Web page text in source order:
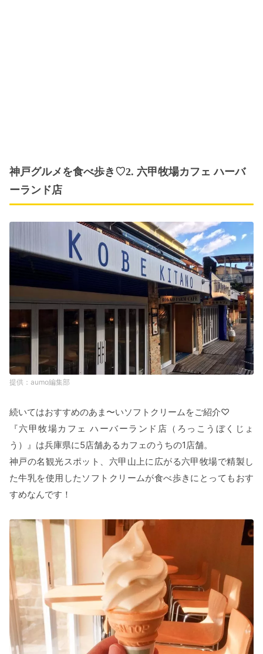
神戸グルメを食べ歩き♡2. 六甲牧場カフェ ハーバ
ーランド店
aumo編集部
続いてはおすすめのあま〜いソフトクリームをご紹介♡
『六甲牧場カフェ ハーバーランド店（ろっこうぼくじょ
う）』は兵庫県に5店舗あるカフェのうちの1店舗。
神戸の名観光スポット、六甲山上に広がる六甲牧場で精製し
た牛乳を使用したソフトクリームが食べ歩きにとってもおす
すめなんです！